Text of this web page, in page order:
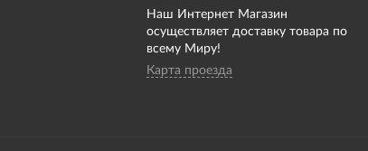
Наш Интернет Магазин
осуществляет доставку товара по
всему Миру!
Карта проезда